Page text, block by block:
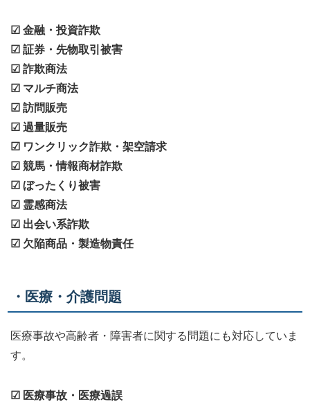
☑ 金融・投資詐欺
☑ 証券・先物取引被害
☑ 詐欺商法
☑ マルチ商法
☑ 訪問販売
☑ 過量販売
☑ ワンクリック詐欺・架空請求
☑ 競馬・情報商材詐欺
☑ ぼったくり被害
☑ 霊感商法
☑ 出会い系詐欺
☑ 欠陥商品・製造物責任
・医療・介護問題
医療事故や高齢者・障害者に関する問題にも対応していま
す。
☑ 医療事故・医療過誤